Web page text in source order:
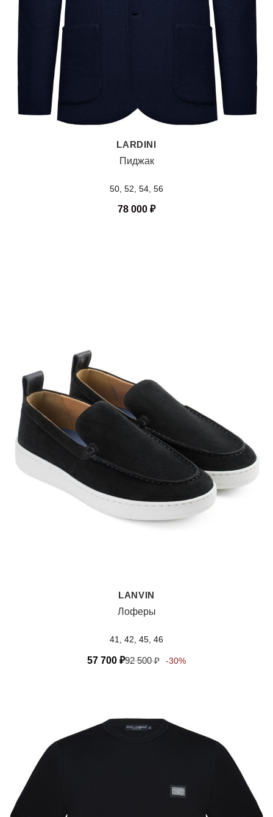
LARDINI
Пиджак
50, 52, 54, 56
78 000 ₽
LANVIN
Лоферы
41, 42, 45, 46
57 700 ₽92 500₽ -30%